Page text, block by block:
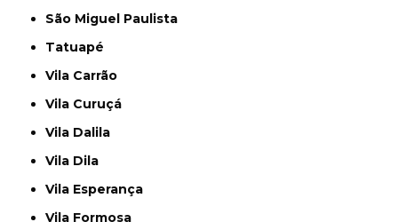
São Miguel Paulista
Tatuapé
Vila Carrão
Vila Curuçá
Vila Dalila
Vila Dila
Vila Esperança
Vila Formosa